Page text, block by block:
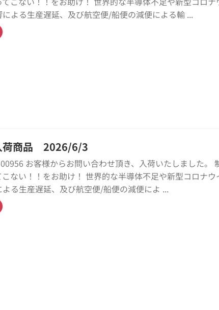
よる生産遅延、及び航空便/船便の減便による輸 ...
荷商品 2026/6/3
お客様からお問い合わせ頂き、入荷いたしました。
ない！！をお助け！ 世界的な半導体不足や新型コロナウ
よる生産遅延、及び航空便/船便の減便によ ...